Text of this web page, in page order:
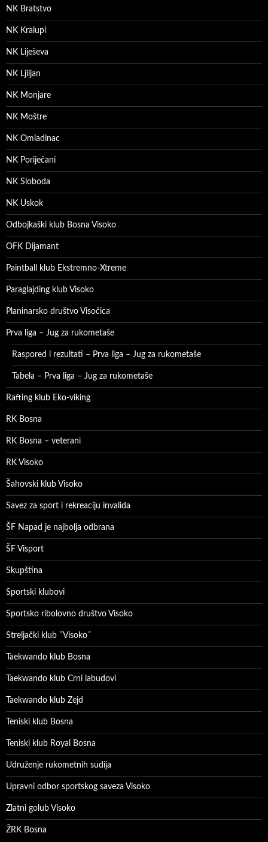
NK Bratstvo
NK Kralupi
NK Liješeva
NK Ljiljan
NK Monjare
NK Moštre
NK Omladinac
NK Poriječani
NK Sloboda
NK Uskok
Odbojkaški klub Bosna Visoko
OFK Dijamant
Paintball klub Ekstremno-Xtreme
Paraglajding klub Visoko
Planinarsko društvo Visočica
Prva liga – Jug za rukometaše
Raspored i rezultati – Prva liga – Jug za rukometaše
Tabela – Prva liga – Jug za rukometaše
Rafting klub Eko-viking
RK Bosna
RK Bosna – veterani
RK Visoko
Šahovski klub Visoko
Savez za sport i rekreaciju invalida
ŠF Napad je najbolja odbrana
ŠF Visport
Skupština
Sportski klubovi
Sportsko ribolovno društvo Visoko
Streljački klub ˝Visoko˝
Taekwando klub Bosna
Taekwando klub Crni labudovi
Taekwando klub Zejd
Teniski klub Bosna
Teniski klub Royal Bosna
Udruženje rukometnih sudija
Upravni odbor sportskog saveza Visoko
Zlatni golub Visoko
ŽRK Bosna